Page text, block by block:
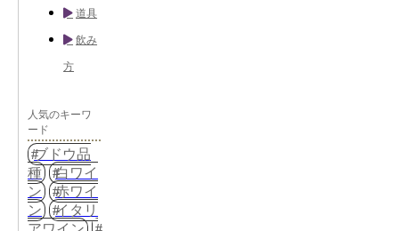
道具
飲み
方
人気のキーワ
ード
ブドウ品
種
白ワイ
ン
赤ワイ
ン
イタリ